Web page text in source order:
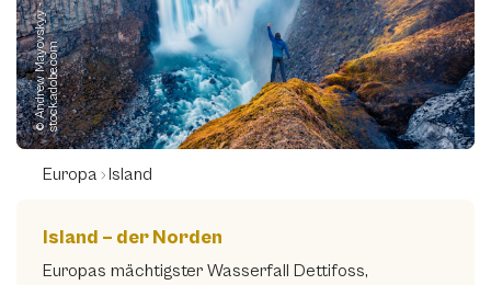
©
A
n
d
r
e
w
M
a
yo
v
s
k
y
y
-
s
t
o
c
k.
a
d
o
b
e.
c
om
Europa Island
Island – der Norden
Europas mächtigster Wasserfall Dettifoss,